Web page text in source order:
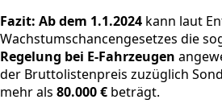
Fazit: Ab dem 1.1.2024 kann laut
Wachstumschancengesetzes die
Regelung bei E-Fahrzeugen
der Bruttolistenpreis zuzüglich
mehr als 80.000 € beträgt.